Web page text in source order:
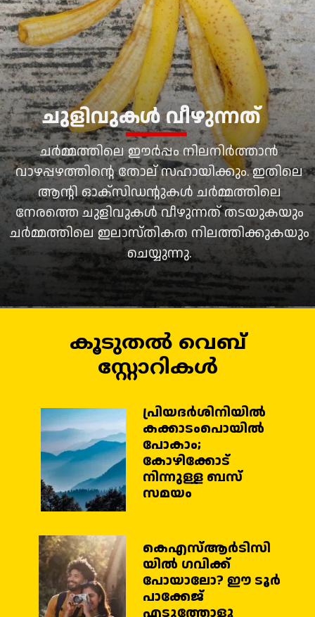
ചർമ്മത്തിലെ ഈർപ്പം നിലനിർത്താൻ
വാഴപ്പഴത്തിന്റെ തോല് സഹായിക്കും. ഇതിലെ
ആന്റി ഓക്സിഡന്റുകൾ ചർമ്മത്തിലെ
നേരത്തെ ചുളിവുകൾ വീഴുന്നത് തടയുകയും
ചർമ്മത്തിലെ ഇലാസ്തികത നിലത്തിക്കുകയും
ചെയ്യുന്നു.
ചുളിവുകൾ വീഴുന്നത്
കൂടുതൽ വെബ്
സ്റ്റോറികൾ
പ്രിയദര്‍ശിനിയില്‍
കക്കാടംപൊയില്‍
പോകാം;
കോഴിക്കോട്
നിന്നുള്ള ബസ്
കെഎസ്ആര്‍ടിസി
യില്‍ ഗവിക്ക്
പോയാലോ? ഈ ടൂര്‍
പാക്കേജ്